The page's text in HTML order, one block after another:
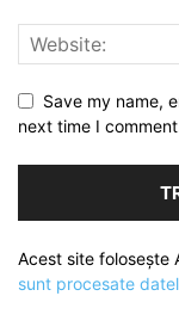
Save my name,
next time I
Acest site folosește
sunt procesate